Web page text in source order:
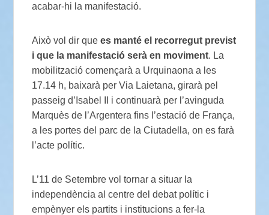
acabar-hi la manifestació.
Això vol dir quees manté el recorregut previst
i que la manifestació serà en moviment. La
mobilització començarà a Urquinaona a les
17.14 h, baixarà per Via Laietana, girarà pel
passeig d’Isabel II i continuarà per l’avinguda
Marquès de l’Argentera fins l’estació de França,
a les portes del parc de la Ciutadella, on es farà
l’acte polític.
L’11 de Setembre vol tornar a situar la
independència al centre del debat polític i
empènyer els partits i institucions a fer-la